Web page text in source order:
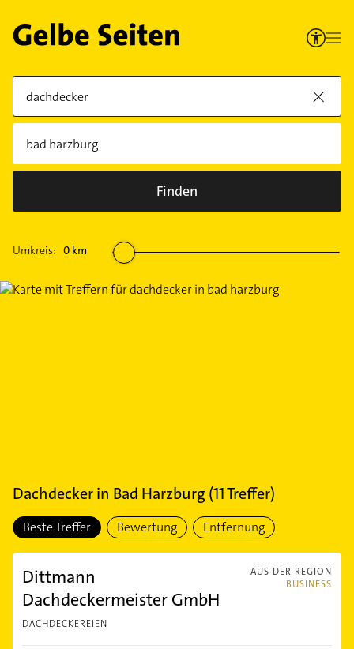
Finden
Umkreis: 0 km
Dachdeckerin Bad Harzburg (11Treffer)
Beste Treffer Bewertung Entfernung
AUS DER REGION
BUSINESS
Dittmann
Dachdeckermeister GmbH
DACHDECKEREIEN